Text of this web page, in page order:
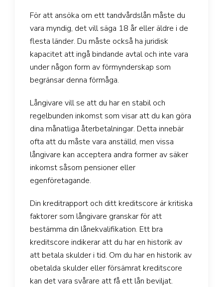
För att ansöka om ett tandvårdslån måste du
vara myndig, det vill säga 18 år eller äldre i de
flesta länder. Du måste också ha juridisk
kapacitet att ingå bindande avtal och inte vara
under någon form av förmynderskap som
begränsar denna förmåga.
Långivare vill se att du har en stabil och
regelbunden inkomst som visar att du kan göra
dina månatliga återbetalningar. Detta innebär
ofta att du måste vara anställd, men vissa
långivare kan acceptera andra former av säker
inkomst såsom pensioner eller
egenföretagande.
Din kreditrapport och ditt kreditscore är kritiska
faktorer som långivare granskar för att
bestämma din lånekvalifikation. Ett bra
kreditscore indikerar att du har en historik av
att betala skulder i tid. Om du har en historik av
obetalda skulder eller försämrat kreditscore
kan det vara svårare att få ett lån beviljat.